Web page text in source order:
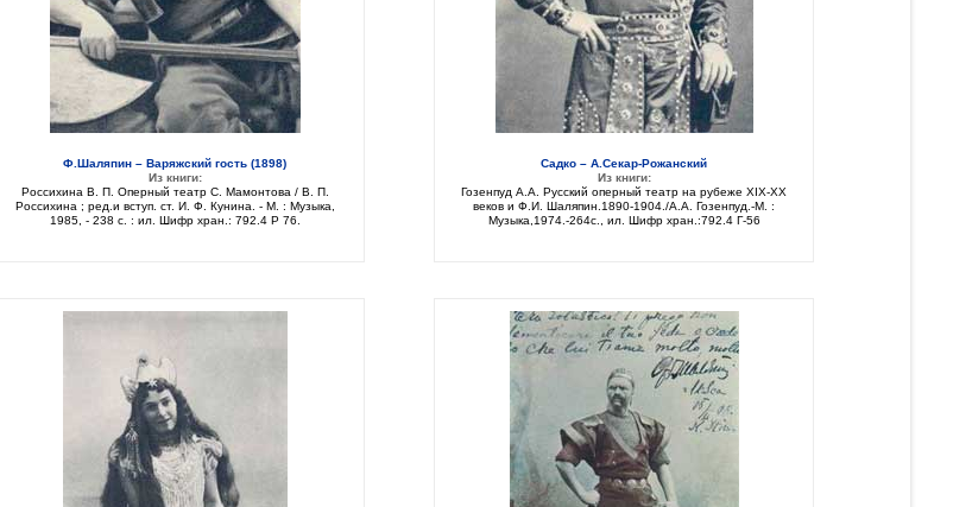
Ф.Шаляпин – Варяжский гость (1898)
Из книги:
Россихина В. П. Оперный театр С. Мамонтова / В. П.
Россихина ; ред.и вступ. ст. И. Ф. Кунина. - М. : Музыка,
1985, - 238 с. : ил. Шифр хран.: 792.4 Р 76.
Садко – А.Секар-Рожанский
Из книги:
Гозенпуд А.А. Русский оперный театр на рубеже XIX-XX
веков и Ф.И. Шаляпин.1890-1904./А.А. Гозенпуд.-М. :
Музыка,1974.-264с., ил. Шифр хран.:792.4 Г-56